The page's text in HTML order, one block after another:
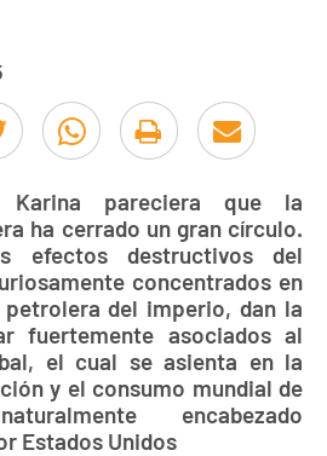
Karina pareciera que la
ha cerrado un gran círculo.
efectos destructivos del
concentrados en
del imperio, dan la
fuertemente asociados al
el cual se asienta en la
y el consumo mundial de
encabezado
Estados Unidos